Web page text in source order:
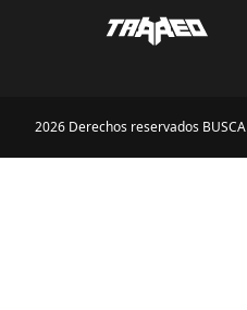
2026 Derechos reservados BUSCA